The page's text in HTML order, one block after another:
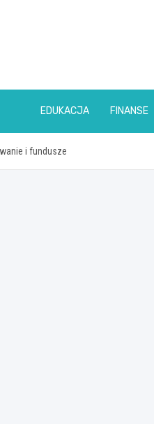
EDUKACJA FINANSE
i fundusze